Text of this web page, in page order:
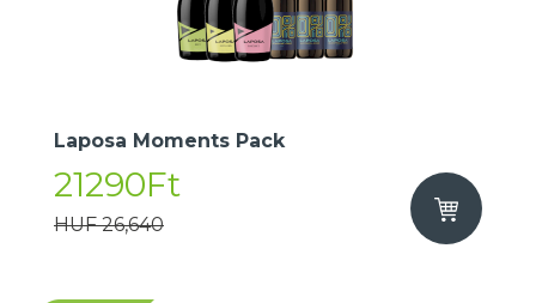
​Laposa Moments Pack
21290Ft
HUF 26,640